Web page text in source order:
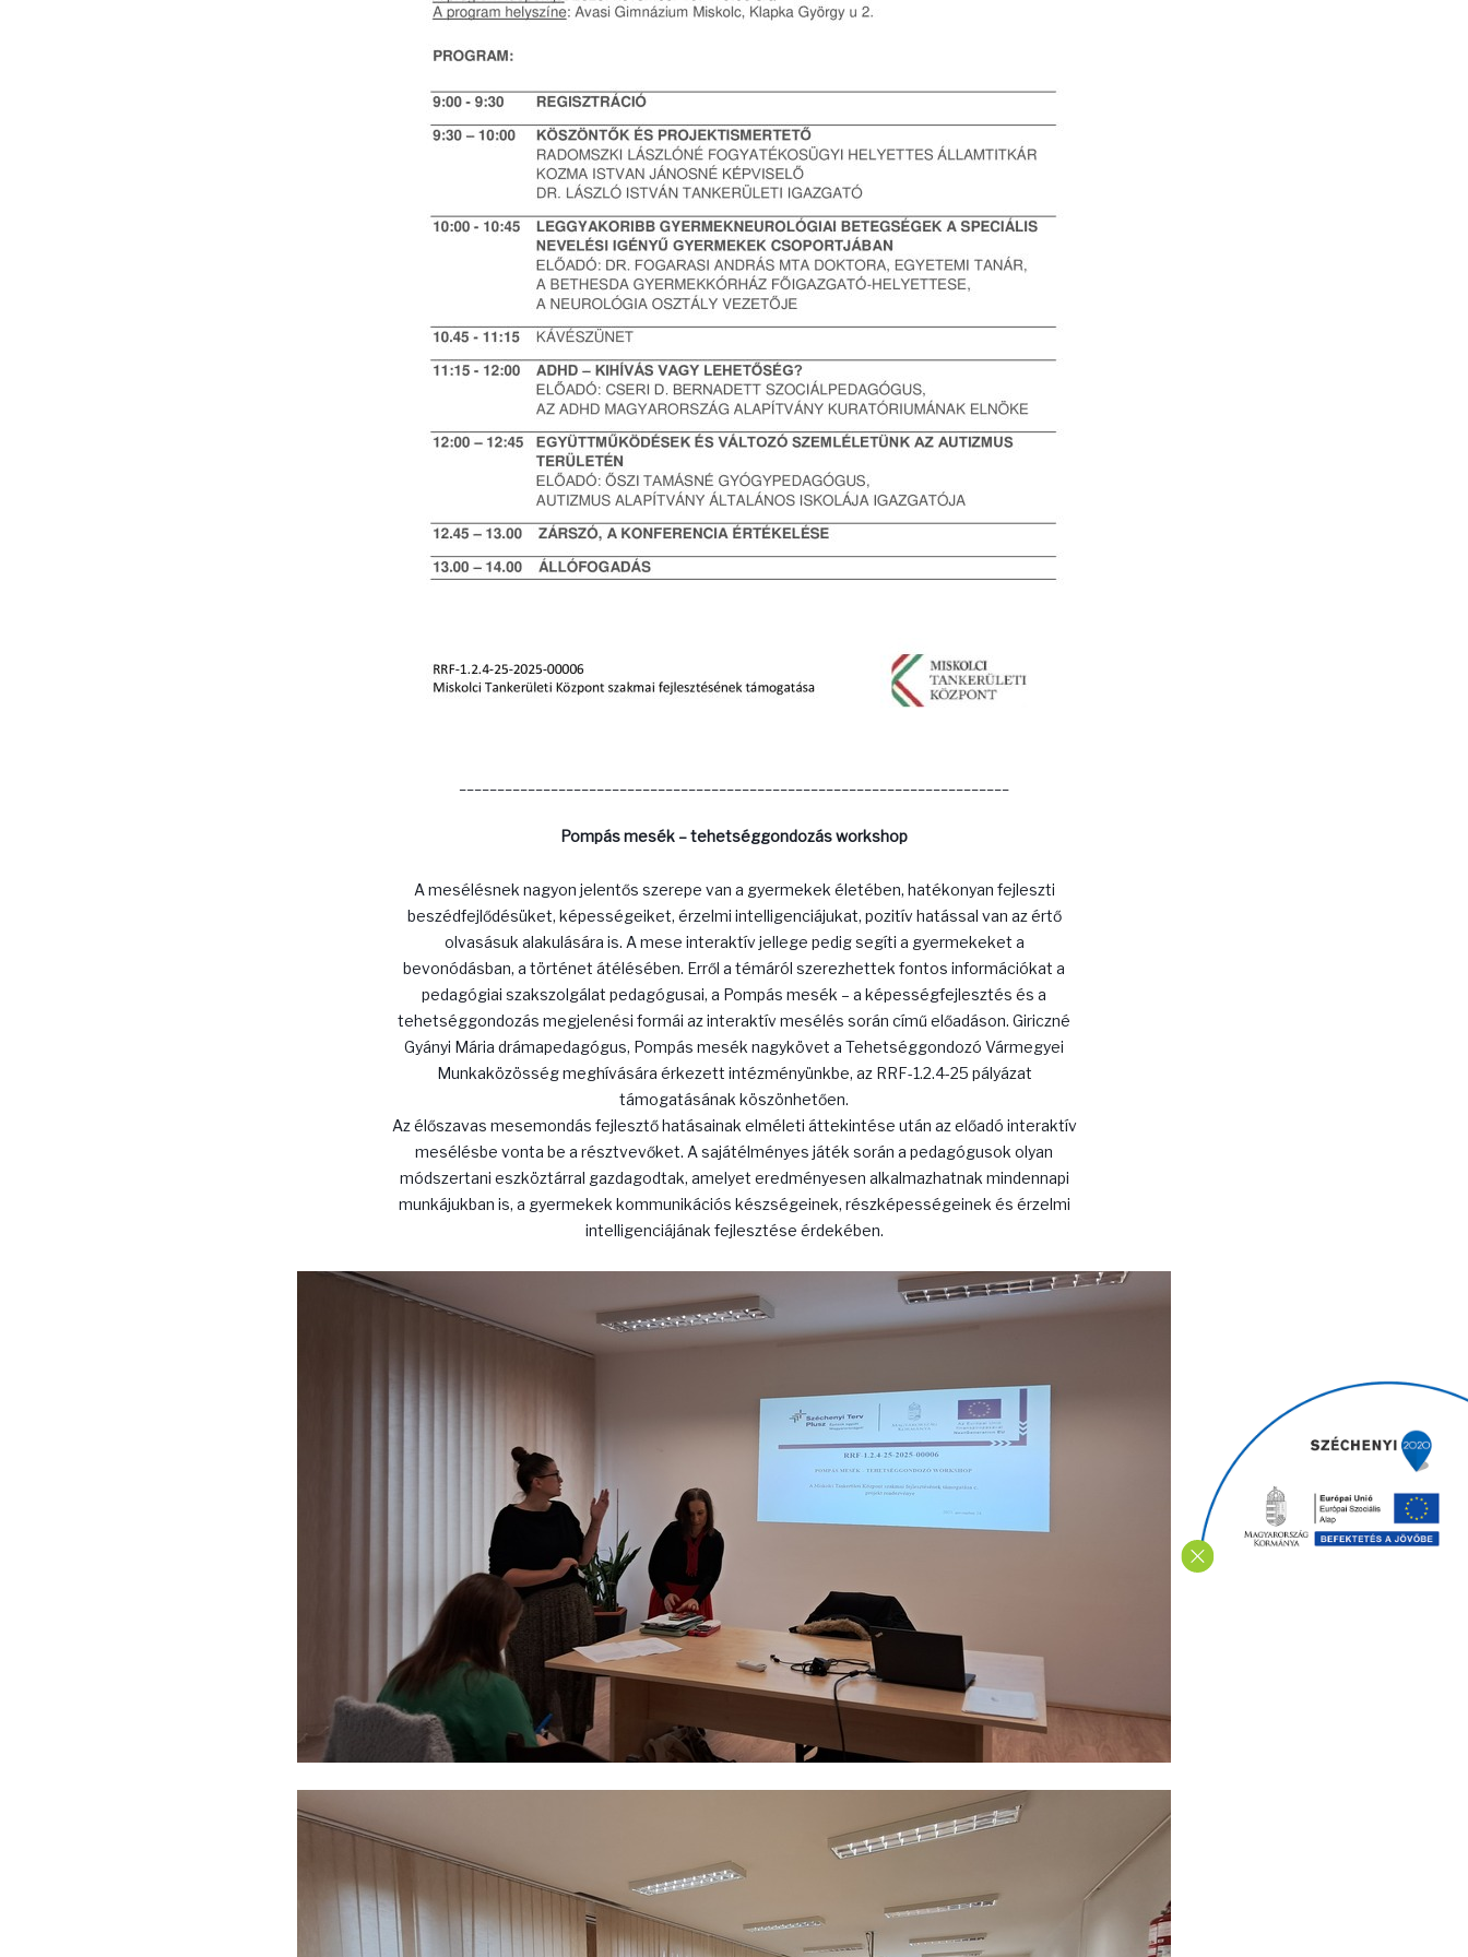
Pompás mesék – tehetséggondozás workshop
A mesélésnek nagyon jelentős szerepe van a gyermekek életében, hatékonyan fejleszti
beszédfejlődésüket, képességeiket, érzelmi intelligenciájukat, pozitív hatással van az értő
olvasásuk alakulására is. A mese interaktív jellege pedig segíti a gyermekeket a
bevonódásban, a történet átélésében. Erről a témáról szerezhettek fontos információkat a
pedagógiai szakszolgálat pedagógusai, a Pompás mesék – a képességfejlesztés és a
tehetséggondozás megjelenési formái az interaktív mesélés során című előadáson. Giriczné
Gyányi Mária drámapedagógus, Pompás mesék nagykövet a Tehetséggondozó Vármegyei
Munkaközösség meghívására érkezett intézményünkbe, az RRF-1.2.4-25 pályázat
támogatásának köszönhetően.
Az élőszavas mesemondás fejlesztő hatásainak elméleti áttekintése után az előadó interaktív
mesélésbe vonta be a résztvevőket. A sajátélményes játék során a pedagógusok olyan
módszertani eszköztárral gazdagodtak, amelyet eredményesen alkalmazhatnak mindennapi
munkájukban is, a gyermekek kommunikációs készségeinek, részképességeinek és érzelmi
intelligenciájának fejlesztése érdekében.